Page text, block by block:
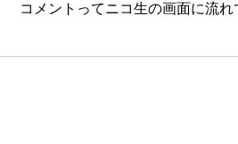
コメントってニコ生の画面に流れ